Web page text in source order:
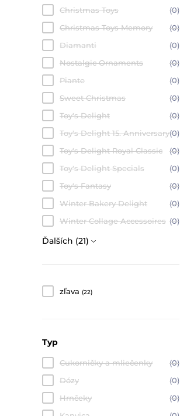
Christmas Toys
(0)
Christmas Toys Memory
(0)
Diamanti
(0)
Nostalgic Ornaments
(0)
Piante
(0)
Sweet Christmas
(0)
Toy's Delight
(0)
Toy's Delight 15. Anniversary(0)
Toy's Delight Royal Classic
(0)
Toy's Delight Specials
(0)
Toy's Fantasy
(0)
Winter Bakery Delight
(0)
Winter Collage Accessoires (0)
Ďalších (21)
zľava (22)
Typ
Cukorničky a mliečenky
(0)
Dózy
(0)
Hrnčeky
(0)